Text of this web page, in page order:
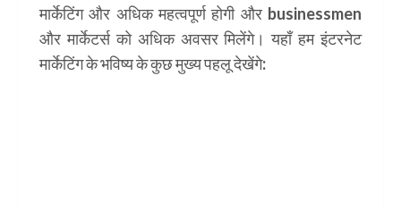
मार्केटिंग और अधिक महत्वपूर्ण होगी और businessmen
और मार्केटर्स को अधिक अवसर मिलेंगे। यहाँ हम इंटरनेट
मार्केटिंग के भविष्य के कुछ मुख्य पहलू देखेंगे: